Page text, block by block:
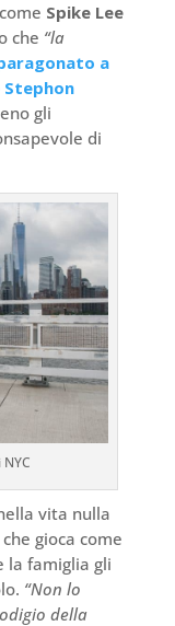
Spike Lee
che “la
a
gli
di
vita nulla
gioca come
la famiglia gli
“Non lo
della